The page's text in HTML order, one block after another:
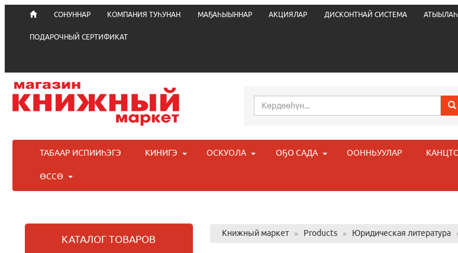
СОНУННАР КОМПАНИЯ ТУҺУНАН МАҔАҺЫЫННАР АКЦИЯЛАР ДИСКОНТНАЙ СИСТЕМА
ПОДАРОЧНЫЙ СЕРТИФИКАТ
ТАБААР ИСПИИҺЭГЭ КИНИГЭ ОСКУОЛА ОҔО САДА ООННЬУУЛАР
ӨССӨ
Книжный маркет » Products » Юридическая литература
КАТАЛОГ ТОВАРОВ